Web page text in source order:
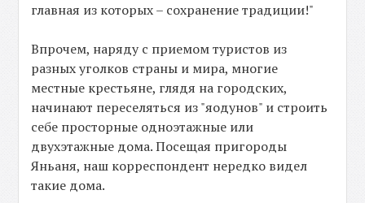
главная из которых – сохранение традиции!"
Впрочем, наряду с приемом туристов из
разных уголков страны и мира, многие
местные крестьяне, глядя на городских,
начинают переселяться из "яодунов" и строить
себе просторные одноэтажные или
двухэтажные дома. Посещая пригороды
Яньаня, наш корреспондент нередко видел
такие дома.